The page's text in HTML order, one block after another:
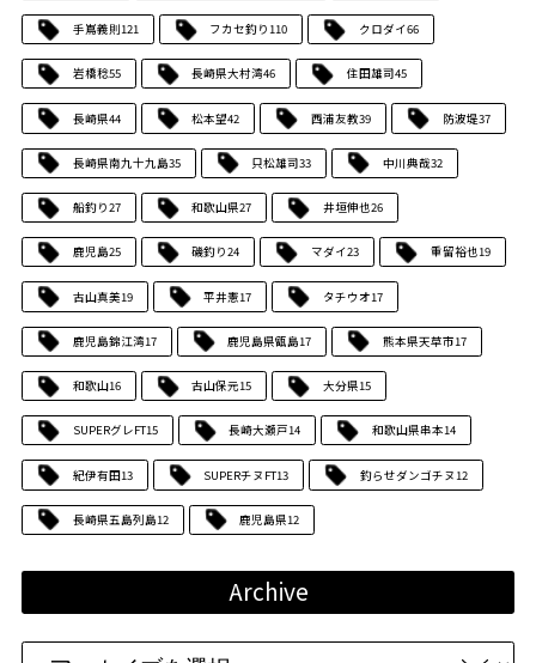
手嶌義則121 フカセ釣り110 クロダイ66
岩橋稔55 長崎県大村湾46 住田雄司45
長崎県44 松本望42 西浦友教39 防波堤37
長崎県南九十九島35 只松雄司33 中川典哉32
船釣り27 和歌山県27 井垣伸也26
鹿児島25 磯釣り24 マダイ23 重留裕也19
古山真美19 平井憲17 タチウオ17
鹿児島錦江湾17 鹿児島県甑島17 熊本県天草市17
和歌山16 古山保元15 大分県15
SUPERグレFT15 長崎大瀬戸14 和歌山県串本14
紀伊有田13 SUPERチヌFT13 釣らせダンゴチヌ 12
長崎県五島列島12 鹿児島県12
Archive